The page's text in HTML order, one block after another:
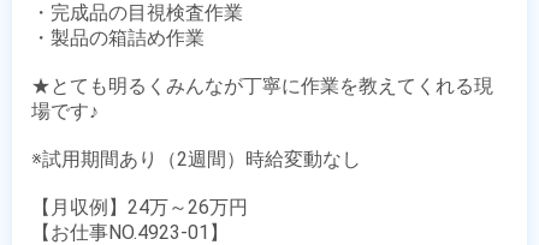
・完成品の目視検査作業
・製品の箱詰め作業
★とても明るくみんなが丁寧に作業を教えてくれる現
場です♪
※試用期間あり（2週間）時給変動なし
【月収例】24万～26万円
【お仕事NO.4923-01】